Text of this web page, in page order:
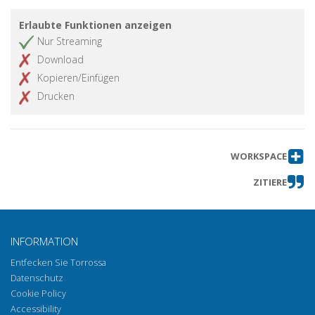
Erlaubte Funktionen anzeigen
Nur Streaming
Download
Kopieren/Einfügen
Drucken
WORKSPACE
ZITIERE
INFORMATION
Entfecken Sie Torrossa
Datenschutz
Cookie Policy
Accessibility